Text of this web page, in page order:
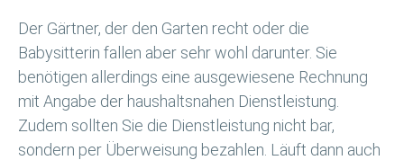
Der Gärtner, der den Garten recht oder die
Babysitterin fallen aber sehr wohl darunter. Sie
benötigen allerdings eine ausgewiesene Rechnung
mit Angabe der haushaltsnahen Dienstleistung.
Zudem sollten Sie die Dienstleistung nicht bar,
sondern per Überweisung bezahlen. Läuft dann auch